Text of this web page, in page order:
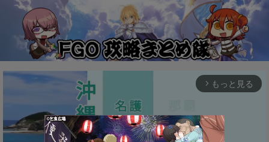
arrow_forward_ios もっと見る